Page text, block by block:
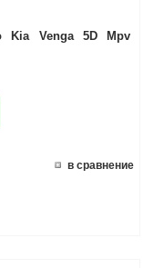
Kia Venga 5D Mpv
в сравнение